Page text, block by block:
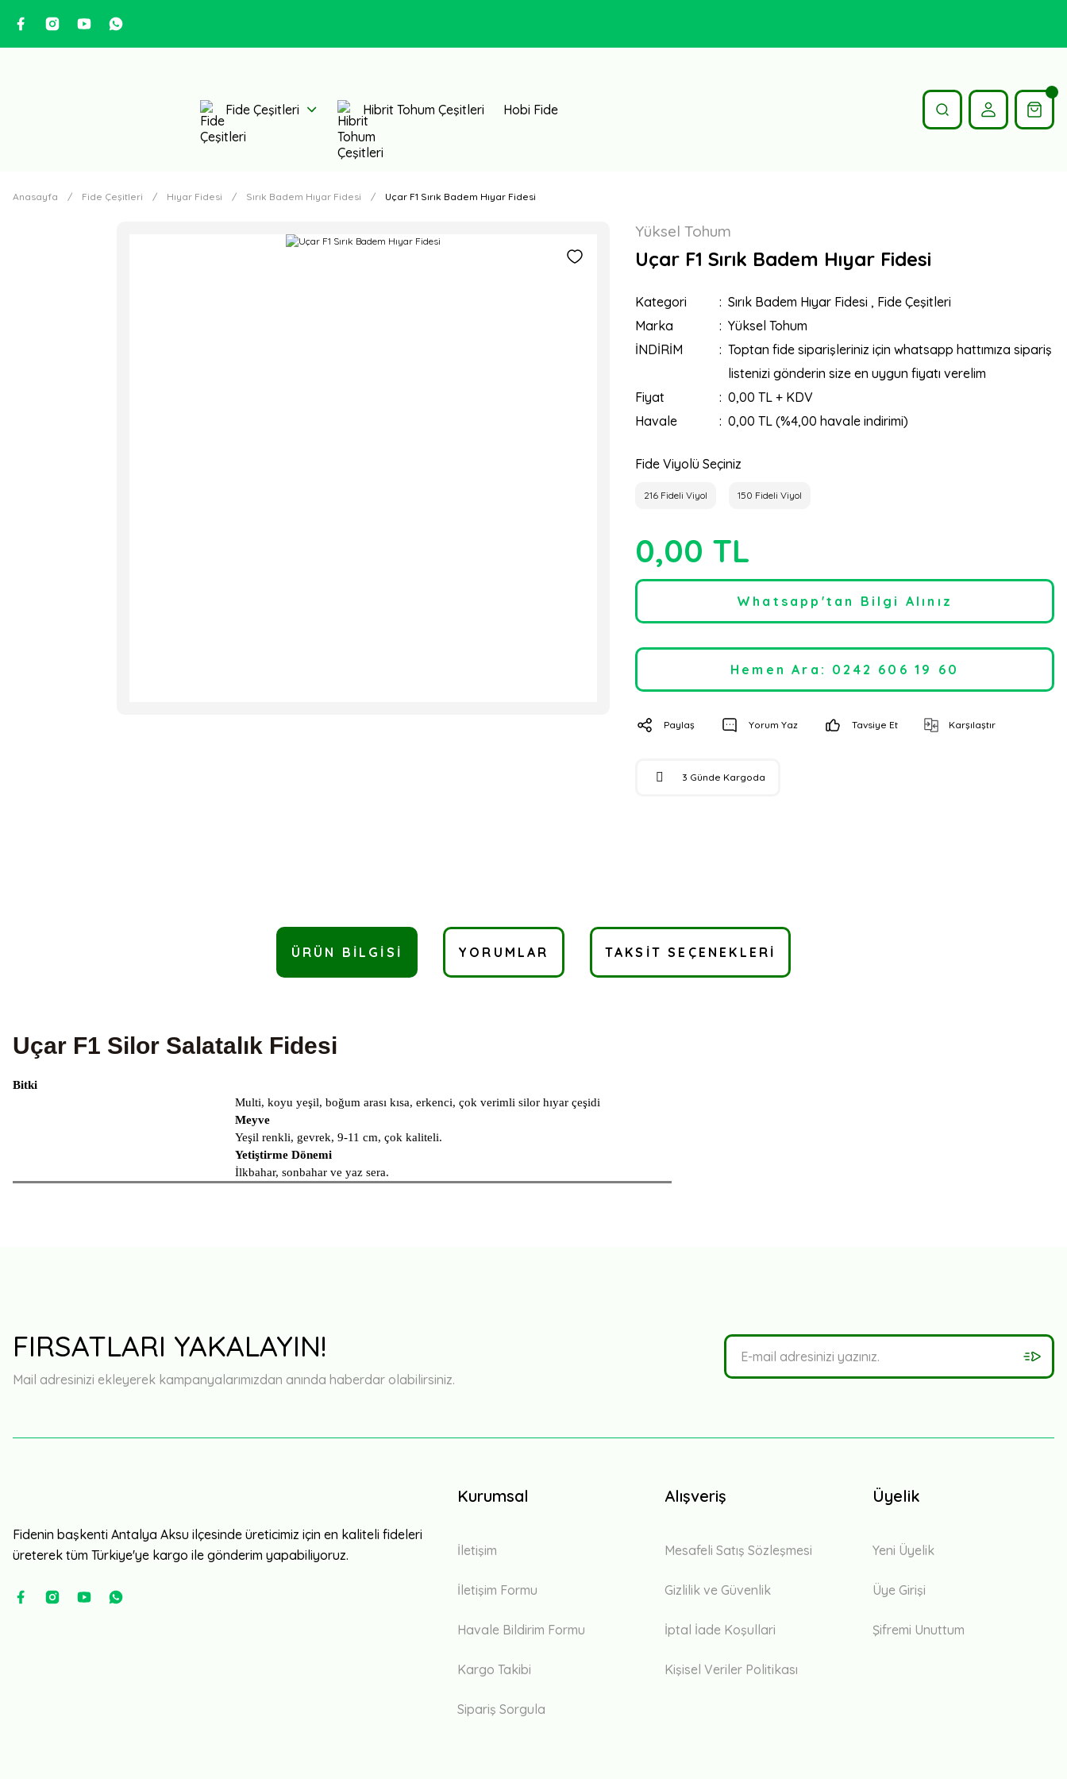
Fide Çeşitleri Hibrit Tohum Çeşitleri Hobi Fide
Anasayfa Fide Çeşitleri Hıyar Fidesi Sırık Badem Hıyar Fidesi Uçar F1 Sırık Badem Hıyar Fidesi
Yüksel Tohum
Uçar F1 Sırık Badem Hıyar Fidesi
Kategori Sırık Badem Hıyar Fidesi , Fide Çeşitleri
Marka
Yüksel Tohum
İNDİRİM
Toptan fide siparişleriniz için whatsapp hattımıza sipariş
listenizi gönderin size en uygun fiyatı verelim
Fiyat
0,00 TL + KDV
Havale
0,00 TL (%4,00 havale indirimi)
Fide Viyolü Seçiniz
216 Fideli Viyol 150 Fideli Viyol
0,00 TL
Whatsapp'tan Bilgi Alınız
Hemen Ara: 0242 606 19 60
Paylaş Yorum Yaz Tavsiye Et Karşılaştır
3 Günde Kargoda
ÜRÜN BILGISI YORUMLAR TAKSIT SEÇENEKLERI
Uçar F1 Silor Salatalık Fidesi
Bitki
Multi, koyu yeşil, boğum arası kısa, erkenci, çok verimli silor hıyar çeşidi
Meyve
Yeşil renkli, gevrek, 9-11 cm, çok kaliteli.
Yetiştirme Dönemi
İlkbahar, sonbahar ve yaz sera.
FIRSATLARI YAKALAYIN!
Mail adresinizi ekleyerek kampanyalarımızdan anında haberdar olabilirsiniz.
Fidenin başkenti Antalya Aksu ilçesinde üreticimiz için en kaliteli fideleri
üreterek tüm Türkiye'ye kargo ile gönderim yapabiliyoruz.
Kurumsal
İletişim
İletişim Formu
Havale Bildirim Formu
Kargo Takibi
Sipariş Sorgula
Alışveriş
Mesafeli Satış Sözleşmesi
Gizlilik ve Güvenlik
İptal İade Koşullari
Kişisel Veriler Politikası
Üyelik
Yeni Üyelik
Üye Girişi
Şifremi Unuttum